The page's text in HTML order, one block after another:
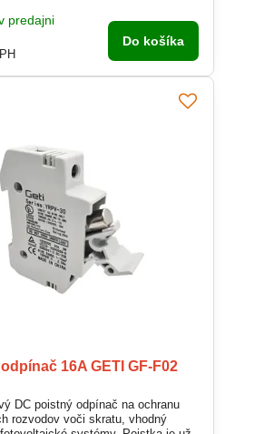
predajni
Do košíka
16A GETI GF-F02
DC poistný odpínač na ochranu
rozvodov voči skratu, vhodný